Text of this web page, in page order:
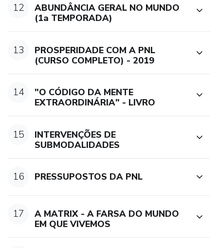
12
ABUNDÂNCIA GERAL NO MUNDO
(1a TEMPORADA)
13
PROSPERIDADE COM A PNL
(CURSO COMPLETO) - 2019
14
"O CÓDIGO DA MENTE
EXTRAORDINÁRIA" - LIVRO
15
INTERVENÇÕES DE
SUBMODALIDADES
16 PRESSUPOSTOS DA PNL
17
A MATRIX - A FARSA DO MUNDO
EM QUE VIVEMOS